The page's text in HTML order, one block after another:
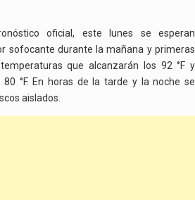
oficial, este lunes se esperan
sofocante durante la mañana y primeras
que alcanzarán los 92 °F y
°F. En horas de la tarde y la noche se
aislados.